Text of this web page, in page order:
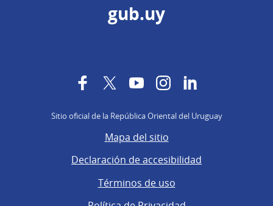
gub.uy
FacebookTwitterYouTubeInstagram
Sitio oficial de la República Oriental del Uruguay
Mapa del sitio
Declaración de accesibilidad
Términos de uso